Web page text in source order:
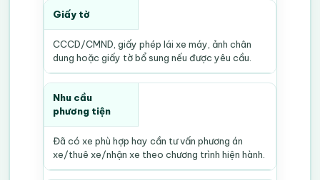
Giấy tờ
CCCD/CMND, giấy phép lái xe máy, ảnh chân
dung hoặc giấy tờ bổ sung nếu được yêu cầu.
Nhu cầu
phương tiện
Đã có xe phù hợp hay cần tư vấn phương án
xe/thuê xe/nhận xe theo chương trình hiện hành.